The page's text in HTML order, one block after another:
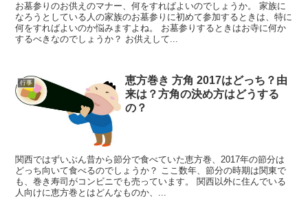
お墓参りのお供えのマナー、何をすればよいのでしょうか。 家族に
なろうとしている人の家族のお墓参りに初めて参加するときは、特に
何をすればよいのか悩みますよね。 お墓参りするときはお寺に何か
するべきなのでしょうか？ お供えして...
行事
恵方巻き 方角 2017はどっち？由
来は？方角の決め方はどうする
の？
関西ではずいぶん昔から節分で食べていた恵方巻、2017年の節分は
どっち向いて食べるのでしょうか？ ここ数年、節分の時期は関東で
も、巻き寿司がコンビニでも売っています。 関西以外に住んでいる
人向けに恵方巻とはどんなものか、...